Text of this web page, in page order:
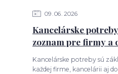
09 06 2026
Kancelárske
zoznam pre firmy a
Kancelárske potreby sú
každej firme, kancelárii aj